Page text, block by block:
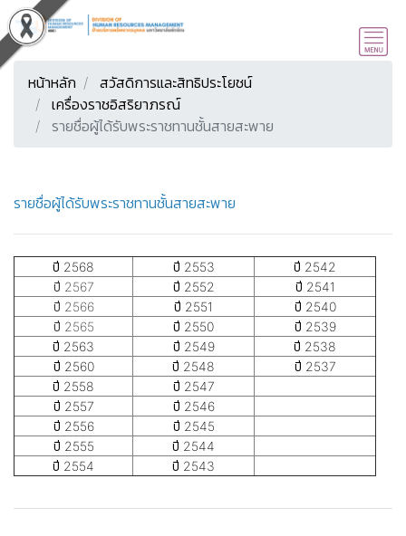
หน้าหลัก
สวัสดิการและสิทธิประโยชน์
เครื่องราชอิสริยาภรณ์
รายชื่อผู้ได้รับพระราชทานชั้นสายสะพาย
รายชื่อผู้ได้รับพระราชทานชั้นสายสะพาย
ปี 2568 ปี 2553
ปี 2542
ปี 2567
ปี 2552
ปี 2541
ปี 2566
ปี 2551
ปี 2540
ปี 2565
ปี 2550
ปี 2539
ปี 2563
ปี 2549
ปี 2538
ปี 2560
ปี 2548
ปี 2537
ปี 2558
ปี 2547
ปี 2557
ปี 2546
ปี 2556
ปี 2545
ปี 2555
ปี 2544
ปี 2554
ปี 2543